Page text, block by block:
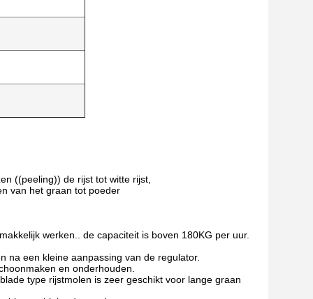
((peeling)) de rijst tot witte rijst,
van het graan tot poeder
werken.. de capaciteit is boven 180KG per uur.
na een kleine aanpassing van de regulator.
en onderhouden.
type rijstmolen is zeer geschikt voor lange graan